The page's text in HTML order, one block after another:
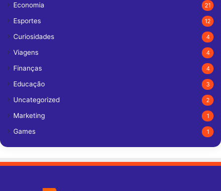
Economia 21
Esportes 12
Curiosidades 4
Viagens 4
Finanças 4
Educação 3
Uncategorized 2
Marketing 1
Games 1